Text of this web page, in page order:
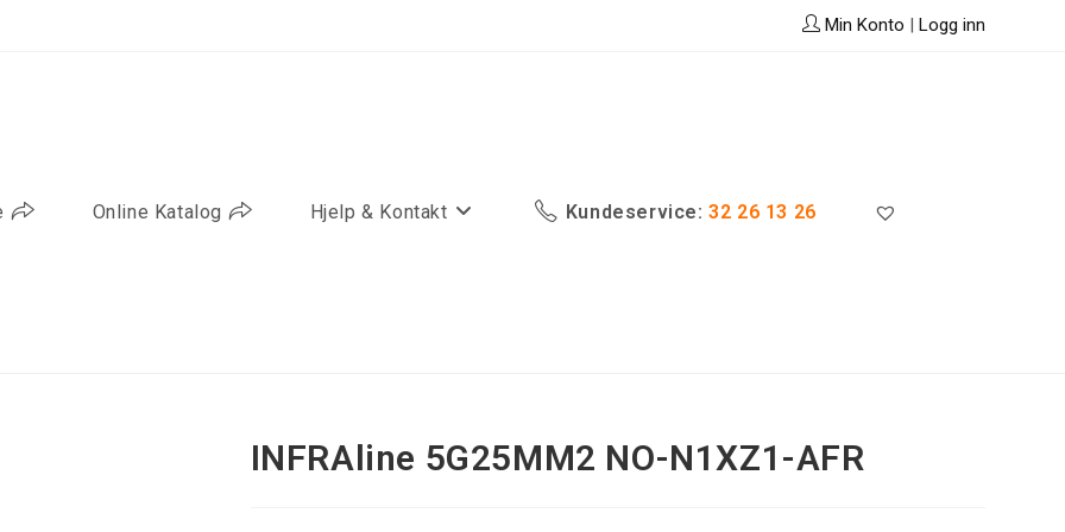
Min Konto | Logg inn
Online Katalog Hjelp & Kontakt Kundeservice: 32 26 13 26
INFRAline 5G25MM2 NO-N1XZ1-AFR